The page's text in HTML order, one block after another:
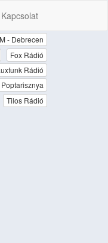
Kapcsolat
- Debrecen
Fox Rádió
Rádió
Poptarisznya
Tilos Rádió